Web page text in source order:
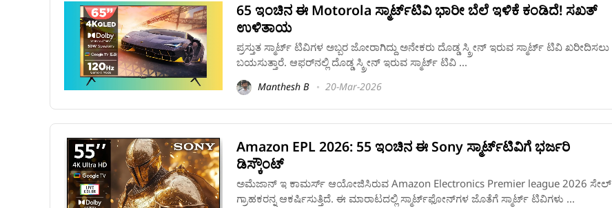
65 ಇಂಚಿನ ಈ Motorola ಸ್ಮಾರ್ಟ್‌ಟಿವಿ ಭಾರೀ ಬೆಲೆ ಇಳಿಕೆ ಕಂಡಿದೆ! ಸಖತ್
ಉಳಿತಾಯ
ಪ್ರಸ್ತುತ ಸ್ಮಾರ್ಟ್‌ ಟಿವಿಗಳ ಅಬ್ಬರ ಜೋರಾಗಿದ್ದು ಅನೇಕರು ದೊಡ್ಡ ಸ್ಕ್ರೀನ್‌ ಇರುವ ಸ್ಮಾರ್ಟ್‌ ಟಿವಿ ಖರೀದಿಸಲು
ಬಯಸುತ್ತಾರೆ. ಆಫರ್‌ನಲ್ಲಿ ದೊಡ್ಡ ಸ್ಕ್ರೀನ್‌ ಇರುವ ಸ್ಮಾರ್ಟ್‌ ಟಿವಿ ...
Manthesh B 20-Mar-2026
Amazon EPL 2026: 55 ಇಂಚಿನ ಈ Sony ಸ್ಮಾರ್ಟ್‌ಟಿವಿಗೆ ಭರ್ಜರಿ
ಡಿಸ್ಕೌಂಟ್‌
ಅಮೆಜಾನ್‌ ಇ ಕಾಮರ್ಸ್‌ ಆಯೋಜಿಸಿರುವ Amazon Electronics Premier league 2026 ಸೇಲ್‌
ಗ್ರಾಹಕರನ್ನ ಆಕರ್ಷಿಸುತ್ತಿದೆ. ಈ ಮಾರಾಟದಲ್ಲಿ ಸ್ಮಾರ್ಟ್‌ಫೋನ್‌ಗಳ ಜೊತೆಗೆ ಸ್ಮಾರ್ಟ್‌ ಟಿವಿಗಳು ...